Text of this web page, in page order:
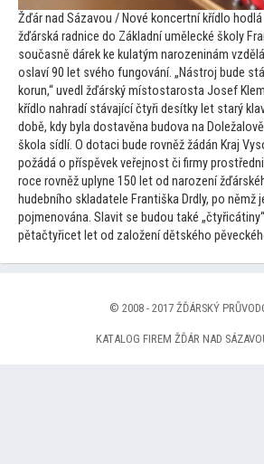
Žďár nad Sázavou / Nové koncertní křídlo
žďárská radnice do Základní umělecké školy
současně dárek ke kulatým narozeninám
oslaví 90 let svého fungování. „Nástroj bude
korun,“ uvedl žďárský místostarosta Josef
křídlo nahradí stávající čtyři desítky let starý
době, kdy byla dostavěna budova na
škola sídlí. O dotaci bude rovněž žádán Kraj
požádá o příspěvek veřejnost či firmy
roce rovněž uplyne 150 let od narození
hudebního skladatele Františka Drdly, po němž
pojmenována. Slavit se budou také
pětačtyřicet let od založení dětského
© 2008 - 2017 ŽĎÁRSKÝ
KATALOG FIREM ŽĎÁR NAD